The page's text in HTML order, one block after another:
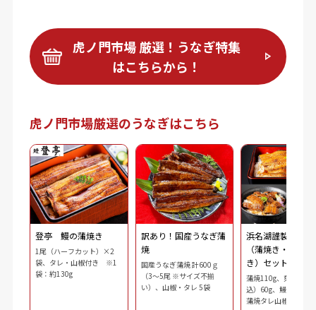
虎ノ門市場 厳選！うなぎ特集
はこちらから！
虎ノ門市場厳選のうなぎはこちら
登亭 鰻の蒲焼き
1尾（ハーフカット）×2
袋、タレ・山椒付き ※1
袋：約130g
訳あり！国産うなぎ蒲
焼
国産うなぎ蒲焼 計600ｇ
（3～5尾 ※サイズ不揃
い）、山椒・タレ 5袋
浜名湖謹製 鰻三
（蒲焼き・刻み
き）セット
蒲焼110g、刻み鰻（
込）60g、鰻肝蒲焼
蒲焼タレ山椒（タレ